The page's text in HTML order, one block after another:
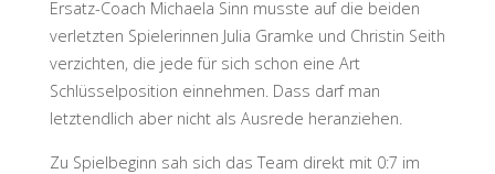
Ersatz-Coach Michaela Sinn musste auf die beiden
verletzten Spielerinnen Julia Gramke und Christin Seith
verzichten, die jede für sich schon eine Art
Schlüsselposition einnehmen. Dass darf man
letztendlich aber nicht als Ausrede heranziehen.
Zu Spielbeginn sah sich das Team direkt mit 0:7 im